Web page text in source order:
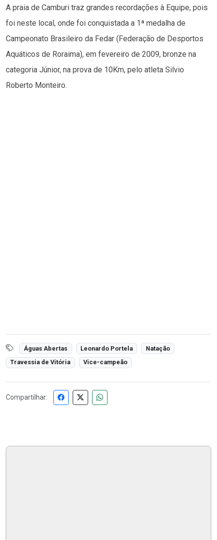
A praia de Camburi traz grandes recordações à Equipe, pois
foi neste local, onde foi conquistada a 1ª medalha de
Campeonato Brasileiro da Fedar (Federação de Desportos
Aquáticos de Roraima), em fevereiro de 2009, bronze na
categoria Júnior, na prova de 10Km, pelo atleta Silvio
Roberto Monteiro.
Águas Abertas Leonardo Portela
Natação
Travessia de Vitória
Vice-campeão
Compartilhar: